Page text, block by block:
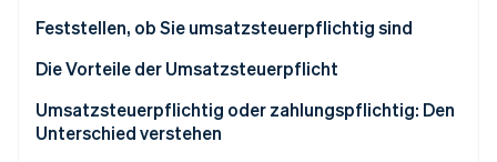
CO₂-Entnahme
Identity
Feststellen, ob Sie umsatzsteuerpflichtig sind
Die Vorteile der Umsatzsteuerpflicht
Umsatzsteuerpflichtig oder zahlungspflichtig: Den
Unterschied verstehen